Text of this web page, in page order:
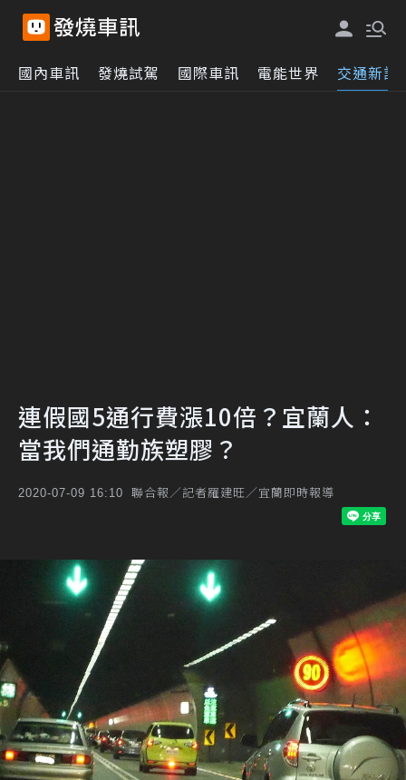
國內車訊 發燒試駕 國際車訊 電能世界 交通新訊
連假國5通行費漲10倍？宜蘭人：
當我們通勤族塑膠？
2020-07-09 16:10 聯合報／記者羅建旺／宜蘭即時報導